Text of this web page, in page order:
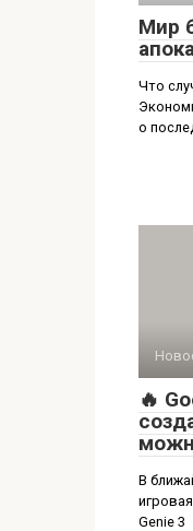
Мир
Что
о
🔥
В
Genie 3